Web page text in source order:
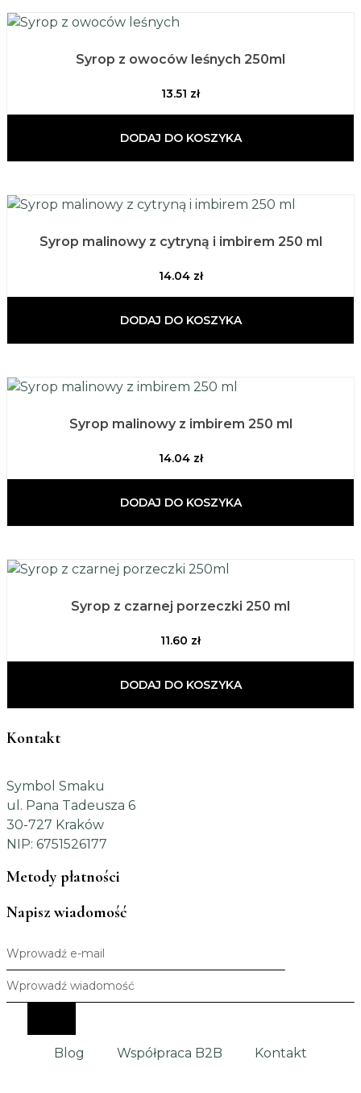
Syrop z owoców leśnych 250ml
13.51 zł
DODAJ DO KOSZYKA
Syrop malinowy z cytryną i imbirem 250 ml
14.04 zł
DODAJ DO KOSZYKA
Syrop malinowy z imbirem 250 ml
14.04 zł
DODAJ DO KOSZYKA
Syrop z czarnej porzeczki 250 ml
11.60 zł
DODAJ DO KOSZYKA
Kontakt
Symbol Smaku
ul. Pana Tadeusza 6
30-727 Kraków
NIP: 6751526177
Metody płatności
Napisz wiadomość
Blog Współpraca B2B Kontakt